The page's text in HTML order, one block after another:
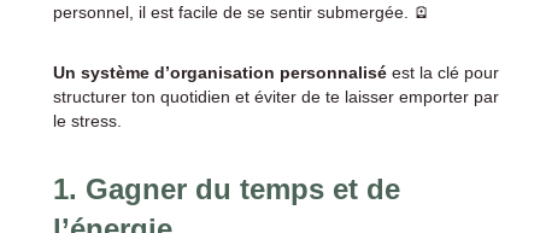
personnel, il est facile de se sentir submergée. 🪫
Un système d’organisation personnaliséest la clé pour
structurer ton quotidien et éviter de te laisser emporter par
le stress.
1. Gagner du temps et de